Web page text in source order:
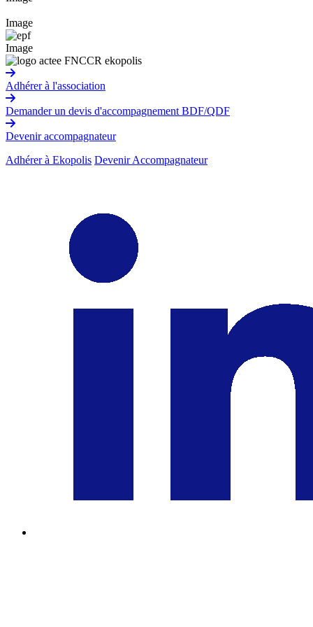
Image
Image
Adhérer à l'association
Demander un devis d'accompagnement BDF/QDF
Devenir accompagnateur
Adhérer à Ekopolis Devenir Accompagnateur